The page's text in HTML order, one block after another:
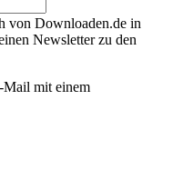
von Downloaden.de in
Newsletter zu den
Mail mit einem